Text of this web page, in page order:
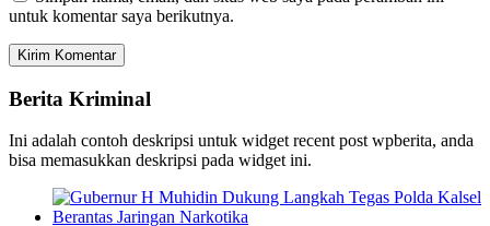
untuk komentar saya berikutnya.
Berita Kriminal
Ini adalah contoh deskripsi untuk widget recent post wpberita, anda
bisa memasukkan deskripsi pada widget ini.